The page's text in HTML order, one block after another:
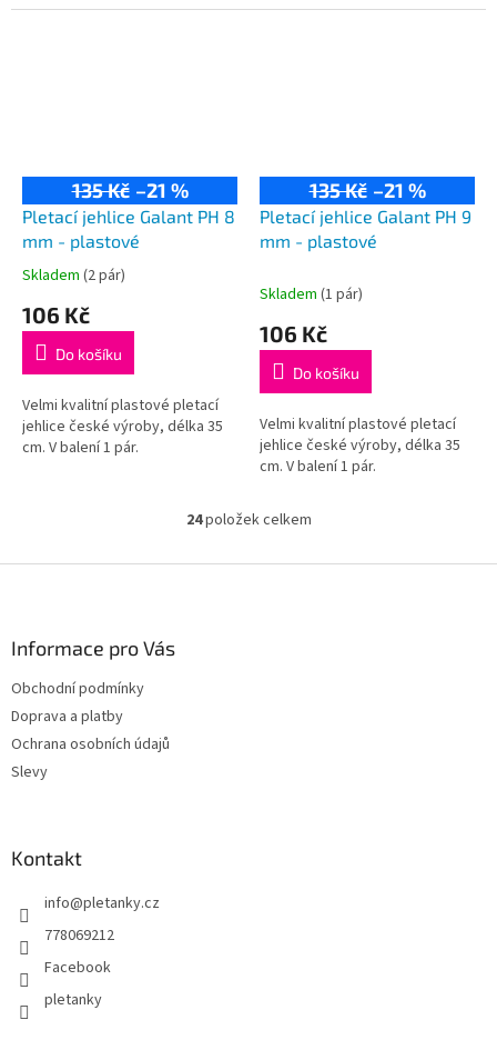
135 Kč –21 %
Pletací jehlice Galant PH 8
mm - plastové
Průměrné
produktu
5,0
5
hvězdiček.
Skladem (2 pár)
106 Kč
Do košíku
Velmi kvalitní plastové pletací
jehlice české výroby, délka 35
cm. V balení 1 pár.
135 Kč –21 %
Pletací jehlice Galant PH 9
mm - plastové
Skladem (1 pár)
106 Kč
Do košíku
Velmi kvalitní plastové pletací
jehlice české výroby, délka 35
cm. V balení 1 pár.
O
l
24položek celkem
Informace pro Vás
Obchodní podmínky
Doprava a platby
Ochrana osobních údajů
Slevy
Kontakt
info@pletanky.cz
778069212
Facebook
pletanky